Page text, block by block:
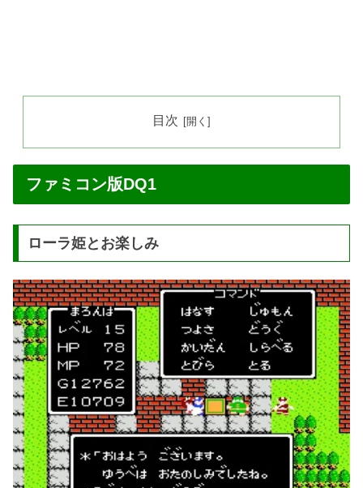
目次
ファミコン版DQ1
ローラ姫とお楽しみ